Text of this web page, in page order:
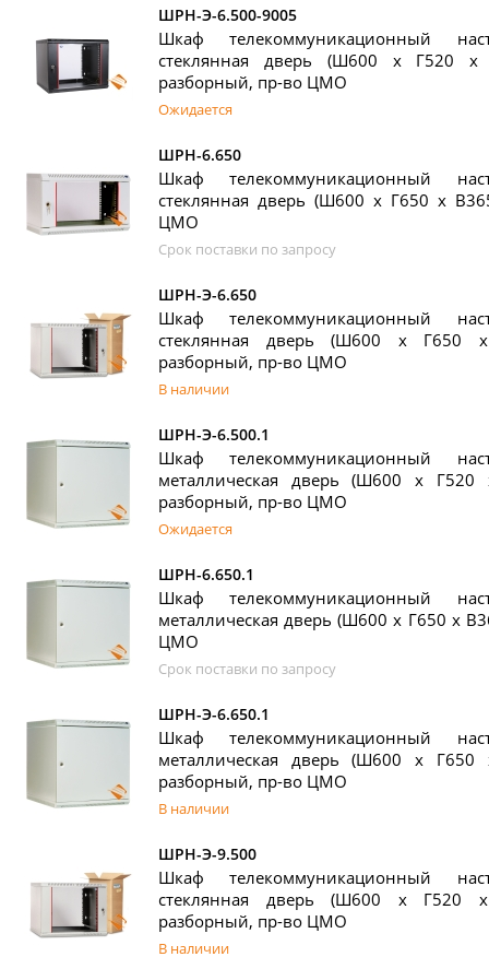
ШРН-Э-6.500-9005
Шкаф телекоммуникационный
стеклянная дверь (Ш600 х Г520
разборный, пр-во ЦМО
Ожидается
ШРН-6.650
Шкаф телекоммуникационный
стеклянная дверь (Ш600 х Г650 х
ЦМО
Срок поставки по запросу
ШРН-Э-6.650
Шкаф телекоммуникационный
стеклянная дверь (Ш600 х Г650
разборный, пр-во ЦМО
В наличии
ШРН-Э-6.500.1
Шкаф телекоммуникационный
металлическая дверь (Ш600 х
разборный, пр-во ЦМО
Ожидается
ШРН-6.650.1
Шкаф телекоммуникационный
металлическая дверь (Ш600 х Г650 х
ЦМО
Срок поставки по запросу
ШРН-Э-6.650.1
Шкаф телекоммуникационный
металлическая дверь (Ш600 х
разборный, пр-во ЦМО
В наличии
ШРН-Э-9.500
Шкаф телекоммуникационный
стеклянная дверь (Ш600 х Г520
разборный, пр-во ЦМО
В наличии